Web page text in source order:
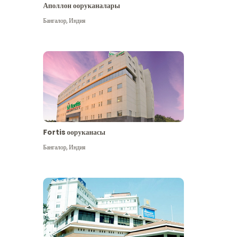
Аполлон ооруканалары
Бангалор,Индия
Fortis ооруканасы
Бангалор,Индия